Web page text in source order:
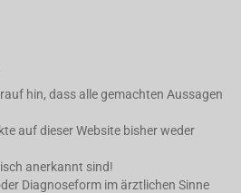
hin, dass alle gemachten Aussagen
auf dieser Website bisher weder
anerkannt sind!
Diagnoseform im ärztlichen Sinne